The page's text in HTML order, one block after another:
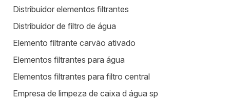
Distribuidor elementos filtrantes
Distribuidor de filtro de água
Elemento filtrante carvão ativado
Elementos filtrantes para água
Elementos filtrantes para filtro central
Empresa de limpeza de caixa d água sp